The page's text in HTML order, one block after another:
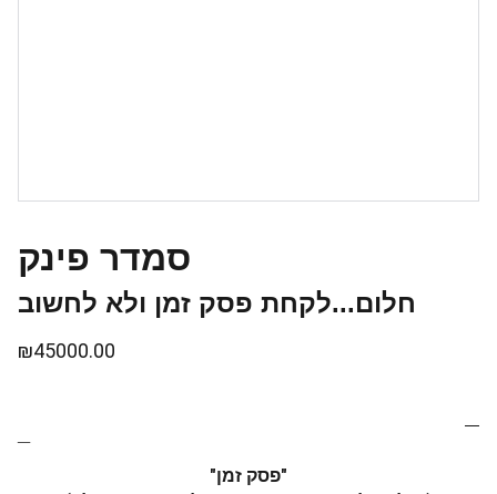
סמדר פינק
חלום...לקחת פסק זמן ולא לחשוב
₪45000.00
"פסק זמן"